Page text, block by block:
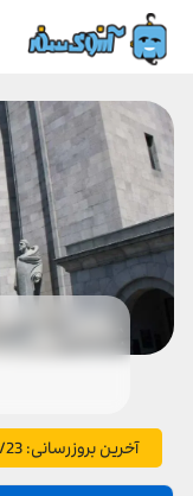
آخرین بروزرسانی: